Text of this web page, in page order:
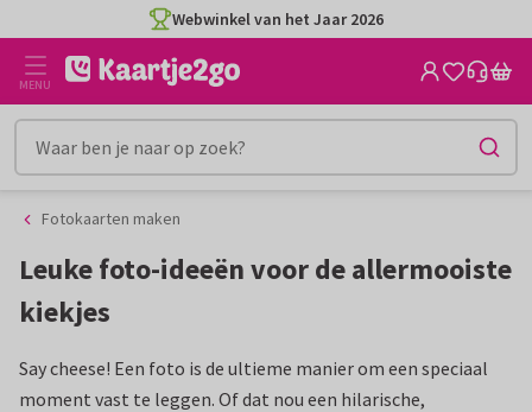
naar
inhoud
naar
het
filter
Webwinkel van het Jaar 2026
MENU
Fotokaarten maken
Leuke foto-ideeën voor de allermooiste
kiekjes
Say cheese! Een foto is de ultieme manier om een speciaal
moment vast te leggen. Of dat nou een hilarische,